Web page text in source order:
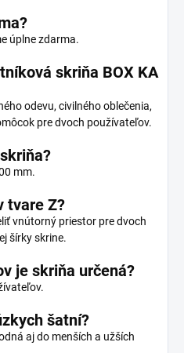
úplne zdarma.
skriňa BOX KA
odevu, civilného oblečenia,
pre dvoch používateľov.
mm.
tvare Z?
vnútorný priestor pre dvoch
šírky skrine.
je skriňa určená?
šatní?
aj do menších a užších